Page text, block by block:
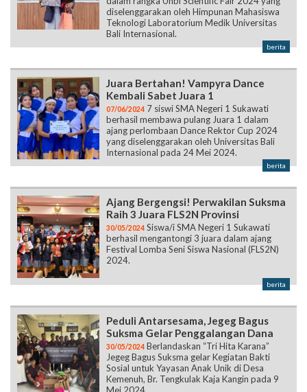
diselenggarakan oleh Himpunan Mahasiswa
Teknologi Laboratorium Medik Universitas
Bali Internasional.
berita
Juara Bertahan! Vampyra Dance
Kembali Sabet Juara 1
07/06/2024 7 siswi SMA Negeri 1 Sukawati
berhasil membawa pulang Juara 1 dalam
ajang perlombaan Dance Rektor Cup 2024
yang diselenggarakan oleh Universitas Bali
Internasional pada 24 Mei 2024.
berita
Ajang Bergengsi! Perwakilan Suksma
Raih 3 Juara FLS2N Provinsi
30/05/2024 Siswa/i SMA Negeri 1 Sukawati
berhasil mengantongi 3 juara dalam ajang
Festival Lomba Seni Siswa Nasional (FLS2N)
2024.
berita
Peduli Antarsesama, Jegeg Bagus
Suksma Gelar Penggalangan Dana
30/05/2024 Berlandaskan “Tri Hita Karana”
Jegeg Bagus Suksma gelar Kegiatan Bakti
Sosial untuk Yayasan Anak Unik di Desa
Kemenuh, Br. Tengkulak Kaja Kangin pada 9